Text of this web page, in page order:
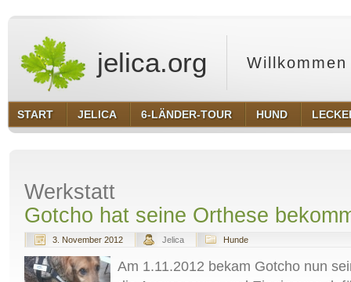
jelica.org
START JELICA 6-LÄNDER-TOUR HUND
Werkstatt
Gotcho hat seine Orthese
3. November 2012 Jelica Hunde
Am 1.11.2012 bekam Gotcho nun